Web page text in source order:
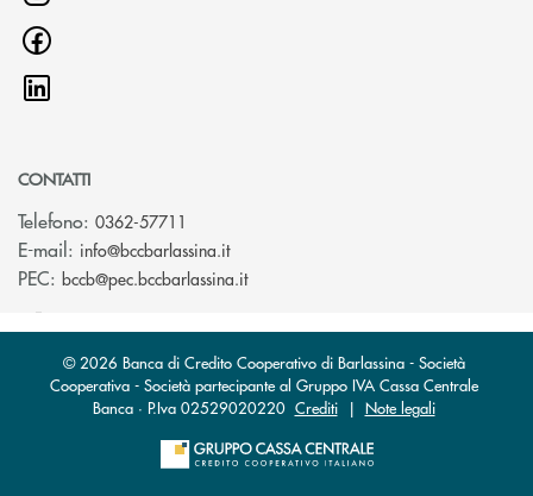
CONTATTI
Telefono: 0362-57711
E-mail: info@bccbarlassina.it(si apre l’app di posta elettronica)
PEC: bccb@pec.bccbarlassina.it(si apre l’app di posta elettronica)
© 2026 Banca di Credito Cooperativo di Barlassina - Società
Cooperativa - Società partecipante al Gruppo IVA Cassa Centrale
Banca · P.Iva 02529020220 Crediti| Note legali